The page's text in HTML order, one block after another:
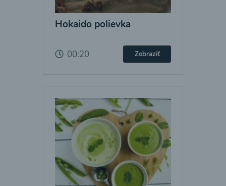
Hokaido polievka
00:20 Zobraziť